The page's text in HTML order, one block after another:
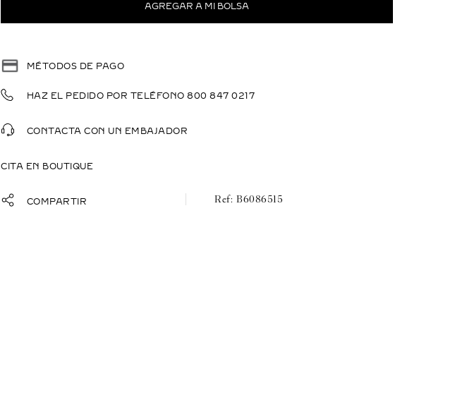
MÉTODOS DE PAGO
HAZ EL PEDIDO POR TELÉFONO 800 847 0217
CONTACTA CON UN EMBAJADOR
CITA EN BOUTIQUE
COMPARTIR B6086515